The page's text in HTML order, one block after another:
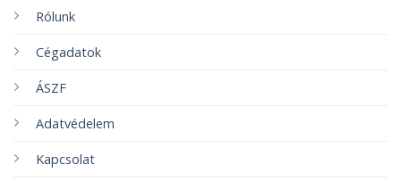
Rólunk
Cégadatok
ÁSZF
Adatvédelem
Kapcsolat